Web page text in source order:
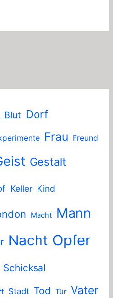
Blut Dorf
Frau Freund
Gestalt
Keller Kind
Macht Mann
Nacht Opfer
Schicksal
Stadt Tod Tür Vater